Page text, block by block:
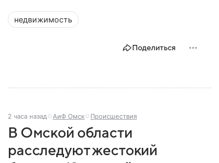
недвижимость
Поделиться
2 часа назад АиФ Омск Происшествия
В Омской области
расследуют жестокий